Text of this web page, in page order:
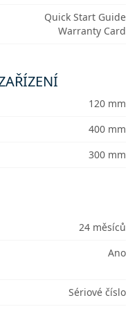
Quick Start Guide
Warranty Card
120 mm
400 mm
300 mm
24 měsíců
Ano
Sériové číslo